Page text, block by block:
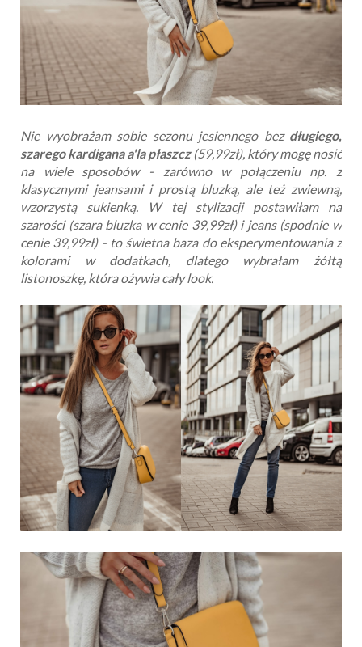
Nie wyobrażam sobie sezonu jesiennego bez długiego,
szarego kardigana a'la płaszcz(59,99zł), który mogę nosić
na wiele sposobów - zarówno w połączeniu np. z
klasycznymi jeansami i prostą bluzką, ale też zwiewną,
wzorzystą sukienką. W tej stylizacji postawiłam na
szarości (szara bluzka w cenie 39,99zł) i jeans (spodnie w
cenie 39,99zł) - to świetna baza do eksperymentowania z
kolorami w dodatkach, dlatego wybrałam żółtą
listonoszkę, która ożywia cały look.